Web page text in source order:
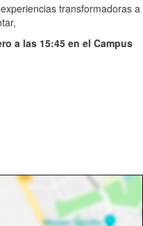
transformadoras a
a las 15:45 en el Campus